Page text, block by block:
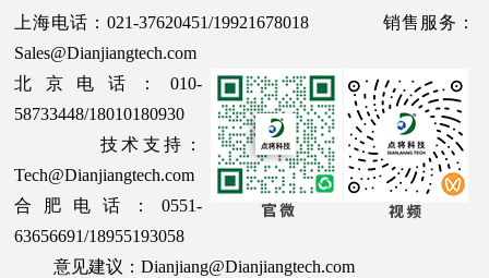
上海电话：021-37620451/19921678018 销售服务：
Sales@Dianjiangtech.com
北京电话：010-
58733448/18010180930
技术支持：
Tech@Dianjiangtech.com
合肥电话：0551-
63656691/18955193058
意见建议：Dianjiang@Dianjiangtech.com